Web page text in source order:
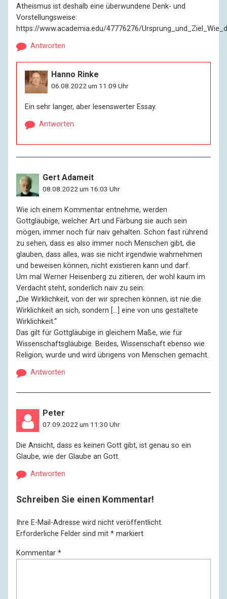
Atheismus ist deshalb eine überwundene Denk- und
Vorstellungsweise:
https://www.academia.edu/47776276/
Antworten
Hanno Rinke
06.08.2022 um 11:09 Uhr
Ein sehr langer, aber lesenswerter Essay.
Antworten
Gert Adameit
08.08.2022 um 16:03 Uhr
Wie ich einem Kommentar entnehme, werden
Gottgläubige, welcher Art und Färbung sie auch sein
mögen, immer noch für naiv gehalten. Schon fast rührend
zu sehen, dass es also immer noch Menschen gibt, die
glauben, dass alles, was sie nicht irgendwie wahrnehmen
und beweisen können, nicht existieren kann und darf.
Um mal Werner Heisenberg zu zitieren, der wohl kaum im
Verdacht steht, sonderlich naiv zu sein:
„Die Wirklichkeit, von der wir sprechen können, ist nie die
Wirklichkeit an sich, sondern […] eine von uns gestaltete
Wirklichkeit.“
Das gilt für Gottgläubige in gleichem Maße, wie für
Wissenschaftsgläubige. Beides, Wissenschaft ebenso wie
Religion, wurde und wird übrigens von Menschen gemacht.
Antworten
Peter
07.09.2022 um 11:30 Uhr
Die Ansicht, dass es keinen Gott gibt, ist genau so ein
Glaube, wie der Glaube an Gott.
Antworten
Schreiben Sie einen Kommentar!
Ihre E-Mail-Adresse wird nicht veröffentlicht.
Erforderliche Felder sind mit * markiert
Kommentar *